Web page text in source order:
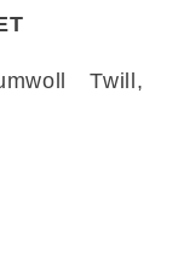
Twill,